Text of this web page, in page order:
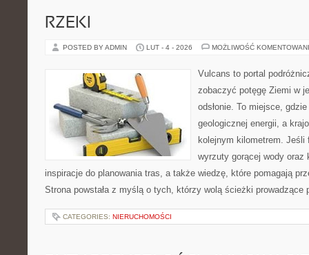
RZEKI
POSTED BY ADMIN LUT - 4 - 2026 MOŻLIWOŚĆ
Vulcans to portal
zobaczyć potęgę Ziemi w
odsłonie. To miejsce,
geologicznej energii, a
kolejnym kilometrem. Jeśli
wyrzuty gorącej wody oraz
inspiracje do planowania tras, a także wiedzę, które pomagają
Strona powstała z myślą o tych, którzy wolą ścieżki
CATEGORIES: NIERUCHOMOŚCI